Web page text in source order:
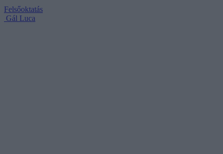
Felsőoktatás
Gál Luca